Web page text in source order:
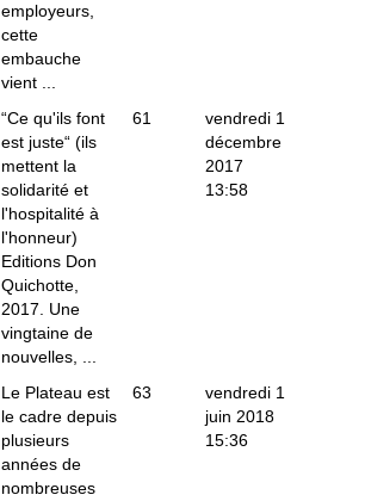
employeurs,
cette
embauche
vient ...
“Ce qu'ils font
est juste“ (ils
mettent la
solidarité et
l'hospitalité à
l'honneur)
Editions Don
Quichotte,
2017. Une
vingtaine de
nouvelles, ...
61
vendredi 1
décembre
2017
13:58
Le Plateau est
le cadre depuis
plusieurs
années de
nombreuses
63
vendredi 1
juin 2018
15:36